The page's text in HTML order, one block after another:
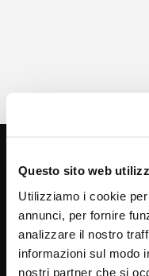
Questo sito web
Utilizziamo i cookie
annunci, per fornire
analizzare il nostro
informazioni sul modo
nostri partner che si
Via C. Rolando 111,